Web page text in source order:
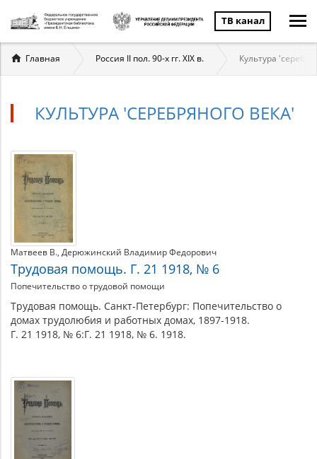
ТВ канал
Вы
здесь
Главная Россия II пол. 90-х гг. XIX в. Культура
КУЛЬТУРА 'СЕРЕБРЯНОГО ВЕКА'
Культура
'серебряного
века'
Материалы
по
теме
Матвеев В. Дерюжинский Владимир Федорович
Трудовая помощь. Г. 21 1918, № 6
Попечительство о трудовой помощи
Трудовая помощь. Санкт-Петербург: Попечительство о
домах трудолюбия и работных домах, 1897-1918.
Г. 21 1918, № 6:Г. 21 1918, № 6. 1918.